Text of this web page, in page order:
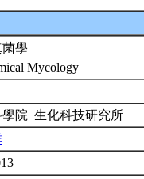
學
Mycology
學院 生化科技研究所